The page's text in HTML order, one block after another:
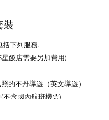
裝
括下列服務.
飯店需要另加費用)
的不丹導遊（英文導遊）
不含國內航班機票)